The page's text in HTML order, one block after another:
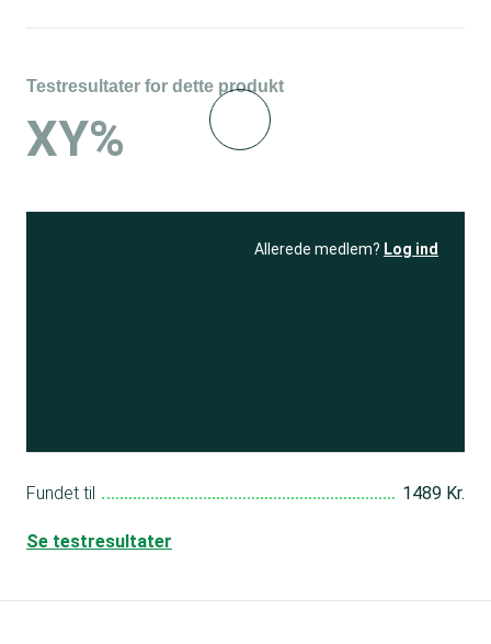
Testresultater for dette produkt
XY%
Allerede medlem? Log ind
Fundet til 1489 Kr.
Se testresultater